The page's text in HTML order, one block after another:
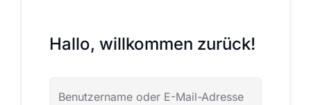
Hallo, willkommen zurück!